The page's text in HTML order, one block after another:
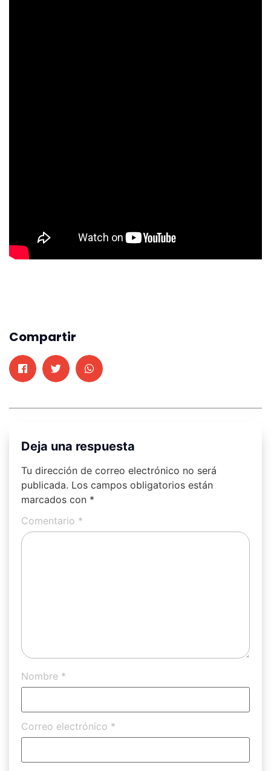
Compartir
Deja una respuesta
Tu dirección de correo electrónico no será
publicada. Los campos obligatorios están
marcados con *
Comentario *
Nombre *
Correo electrónico *